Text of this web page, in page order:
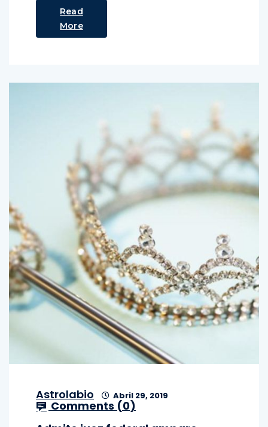
Read
More
Astrolabio Abril 29, 2019
Comments (0)